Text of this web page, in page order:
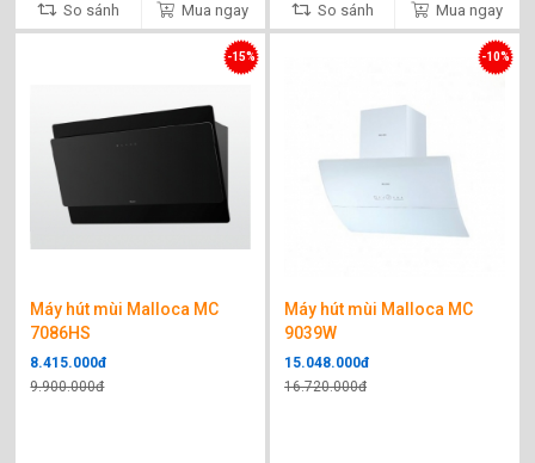
So sánh Mua ngay So sánh Mua ngay
Máy hút mùi Malloca MC
7086HS
8.415.000đ
9.900.000đ
-15%
Máy hút mùi Malloca MC
9039W
15.048.000đ
16.720.000đ
-10%